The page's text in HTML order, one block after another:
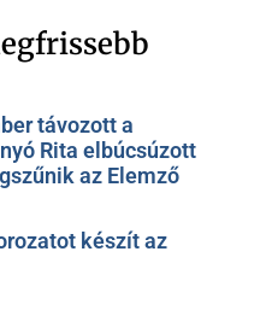
távozott a
Rita elbúcsúzott
az Elemző
készít az